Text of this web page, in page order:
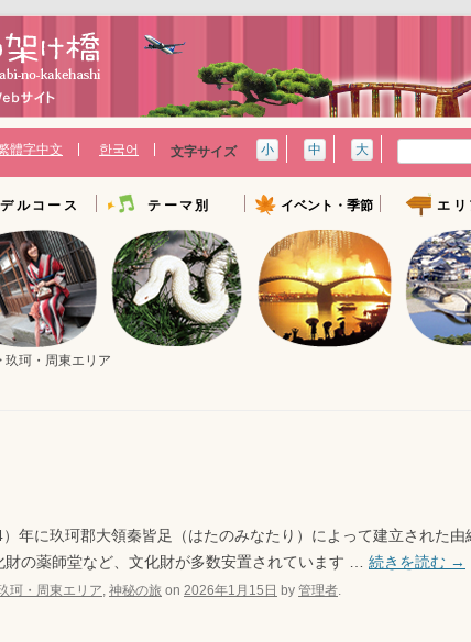
體字中文 한국어 文字サイズ 小 中 大
検
代奇兵隊総督 赤禰武人
ルコース
ツーリングモデルコ
れ女子2人旅 岩国-宮
名所を巡る旅
ィブに満喫コース
テーマ別
幕末ゆかりの地
歴史の地
偉人ゆかりの地
景観・自然
イベント・季節
イベントカレンダー
春のおすすめスポット
夏のおすすめスポット
秋のおすすめスポット
エリ
錦帯橋周
やましろ
柱島エリ
玖珂・周
玖珂・周東エリア
年に玖珂郡大領秦皆足（はたのみなたり）によって建立された
の薬師堂など、文化財が多数安置されています … 続きを読む →
珂・周東エリア, 神秘の旅 on 2026年1月15日 by 管理者.